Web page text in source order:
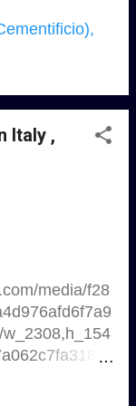
per
si è conclusa
settore
e la sua
tgr/abruzzo/vi
lavori-di-
entro-il-
b807-
Italy ,
media/f28